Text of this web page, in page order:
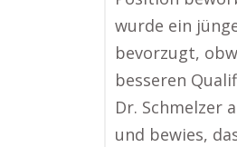
wurde ein
bevorzugt,
besseren
Dr. Schmelzer
und bewies,